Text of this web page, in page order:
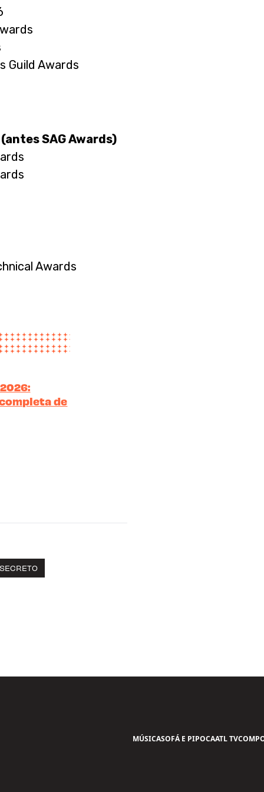
Guild Awards
SAG Awards)
Awards
de
MÚSICASOFÁ E PIPOCAATL TV